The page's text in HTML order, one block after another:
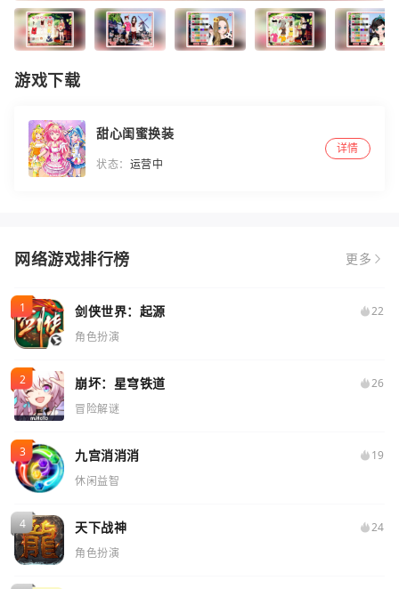
游戏下载
甜心闺蜜换装
状态： 运营中
详情
网络游戏排行榜 更多
剑侠世界：起源
22
角色扮演
崩坏：星穹铁道
26
冒险解谜
九宫消消消
19
休闲益智
天下战神
24
角色扮演